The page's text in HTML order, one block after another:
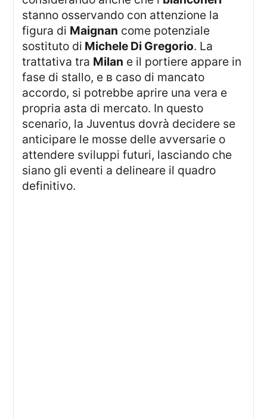
stanno osservando con attenzione la
figura di Maignan come potenziale
sostituto di Michele Di Gregorio. La
trattativa tra Milan e il portiere appare in
fase di stallo, e в caso di mancato
accordo, si potrebbe aprire una vera e
propria asta di mercato. In questo
scenario, la Juventus dovrà decidere se
anticipare le mosse delle avversarie o
attendere sviluppi futuri, lasciando che
siano gli eventi a delineare il quadro
definitivo.